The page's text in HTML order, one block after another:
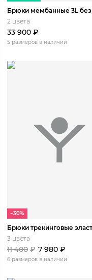
2 цвета
33 900 ₽
5 размеров в наличии
−30%
3 цвета
11 400 ₽ 7 980 ₽
6 размеров в наличии